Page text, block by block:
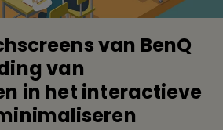
van BenQ
van
in het interactieve